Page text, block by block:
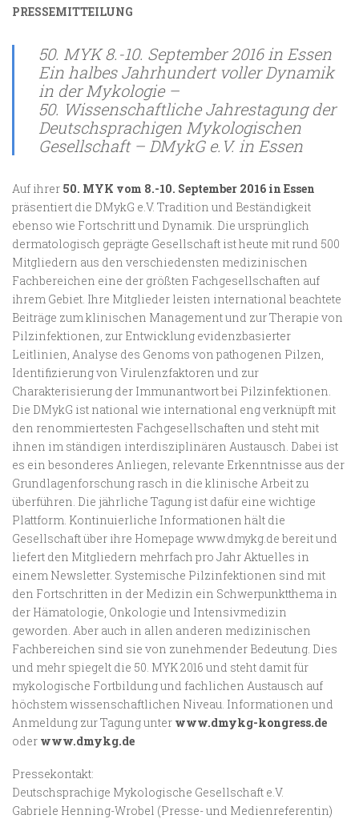
PRESSEMITTEILUNG
50. MYK 8.-10. September 2016 in Essen
Ein halbes Jahrhundert voller Dynamik
in der Mykologie –
50. Wissenschaftliche Jahrestagung der
Deutschsprachigen Mykologischen
Gesellschaft – DMykG e.V. in Essen
Auf ihrer 50. MYK vom 8.-10. September 2016 in Essen
präsentiert die DMykG e.V. Tradition und Beständigkeit
ebenso wie Fortschritt und Dynamik. Die ursprünglich
dermatologisch geprägte Gesellschaft ist heute mit rund 500
Mitgliedern aus den verschiedensten medizinischen
Fachbereichen eine der größten Fachgesellschaften auf
ihrem Gebiet. Ihre Mitglieder leisten international beachtete
Beiträge zum klinischen Management und zur Therapie von
Pilzinfektionen, zur Entwicklung evidenzbasierter
Leitlinien, Analyse des Genoms von pathogenen Pilzen,
Identifizierung von Virulenzfaktoren und zur
Charakterisierung der Immunantwort bei Pilzinfektionen.
Die DMykG ist national wie international eng verknüpft mit
den renommiertesten Fachgesellschaften und steht mit
ihnen im ständigen interdisziplinären Austausch. Dabei ist
es ein besonderes Anliegen, relevante Erkenntnisse aus der
Grundlagenforschung rasch in die klinische Arbeit zu
überführen. Die jährliche Tagung ist dafür eine wichtige
Plattform. Kontinuierliche Informationen hält die
Gesellschaft über ihre Homepage www.dmykg.de bereit und
liefert den Mitgliedern mehrfach pro Jahr Aktuelles in
einem Newsletter. Systemische Pilzinfektionen sind mit
den Fortschritten in der Medizin ein Schwerpunktthema in
der Hämatologie, Onkologie und Intensivmedizin
geworden. Aber auch in allen anderen medizinischen
Fachbereichen sind sie von zunehmender Bedeutung. Dies
und mehr spiegelt die 50. MYK 2016 und steht damit für
mykologische Fortbildung und fachlichen Austausch auf
höchstem wissenschaftlichen Niveau. Informationen und
Anmeldung zur Tagung unter www.dmykg-kongress.de
oder www.dmykg.de
Pressekontakt:
Deutschsprachige Mykologische Gesellschaft e.V.
Gabriele Henning-Wrobel (Presse- und Medienreferentin)